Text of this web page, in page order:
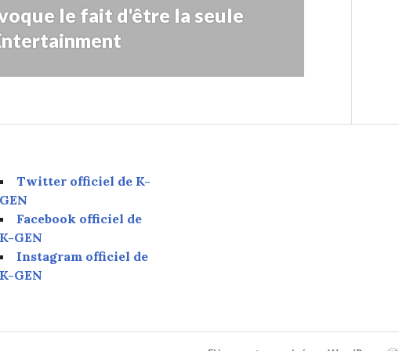
le fait d'être la seule
Twitter officiel de K-
GEN
Facebook officiel de
K-GEN
Instagram officiel de
K-GEN